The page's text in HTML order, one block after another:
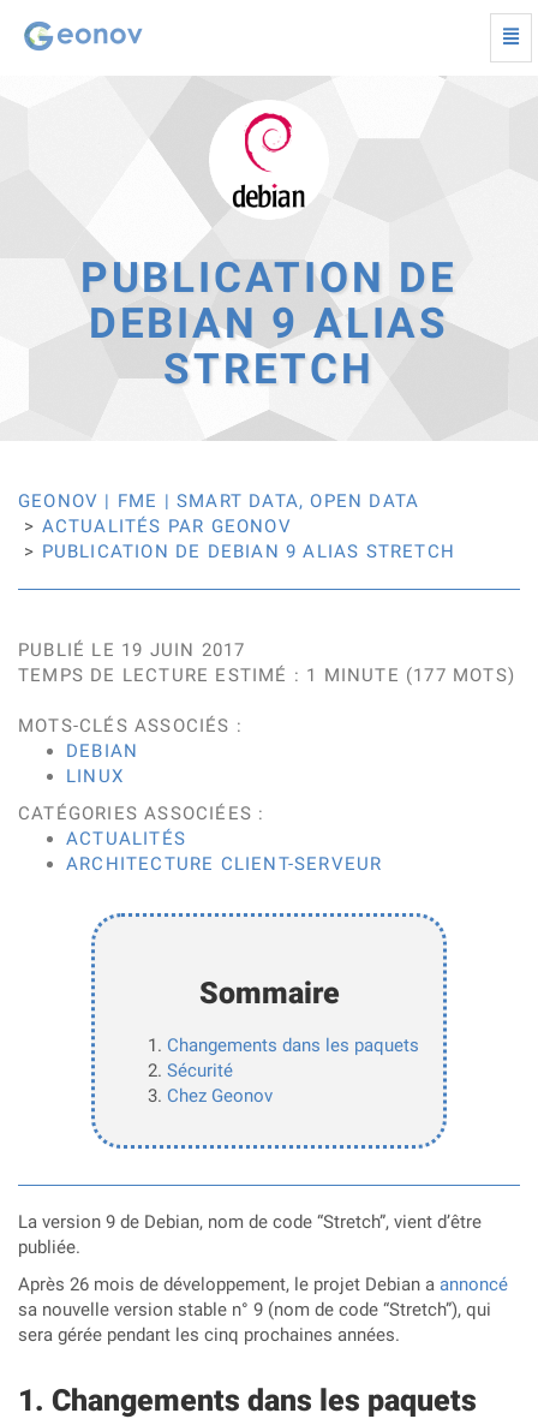
d'accueil
PUBLICATION DE
DEBIAN 9 ALIAS
STRETCH
GEONOV | FME | SMART DATA, OPEN DATA
ACTUALITÉS PAR GEONOV
PUBLICATION DE DEBIAN 9 ALIAS STRETCH
PUBLIÉ LE 19 JUIN 2017
TEMPS DE LECTURE ESTIMÉ : 1 MINUTE (177 MOTS)
MOTS-CLÉS ASSOCIÉS :
DEBIAN
LINUX
CATÉGORIES ASSOCIÉES :
ACTUALITÉS
ARCHITECTURE CLIENT-SERVEUR
Sommaire
Changements dans les paquets
Sécurité
Chez Geonov
La version 9 de Debian, nom de code “Stretch”, vient d’être
publiée.
Après 26 mois de développement, le projet Debian a annoncé
sa nouvelle version stable n° 9 (nom de code “Stretch”), qui
sera gérée pendant les cinq prochaines années.
Changements dans les paquets